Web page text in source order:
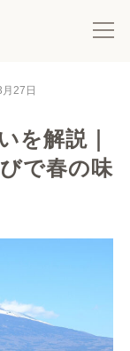
27日
を解説｜
で春の味